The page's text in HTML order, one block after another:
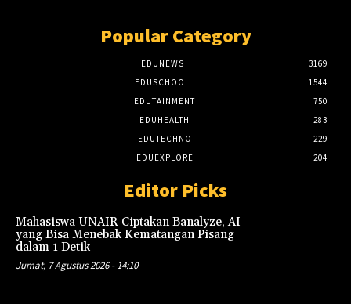
Popular Category
EDUNEWS
3169
EDUSCHOOL
1544
EDUTAINMENT
750
EDUHEALTH
283
EDUTECHNO
229
EDUEXPLORE
204
Editor Picks
Mahasiswa UNAIR Ciptakan Banalyze, AI
yang Bisa Menebak Kematangan Pisang
dalam 1 Detik
Jumat, 7 Agustus 2026 - 14:10